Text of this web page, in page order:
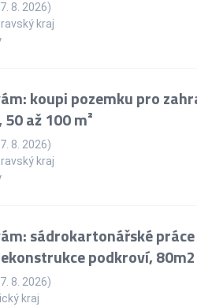
8. 2026)
kraj
koupi pozemku pro
až 100 m²
8. 2026)
kraj
sádrokartonářské
podkroví, 80m2
8. 2026)
kraj